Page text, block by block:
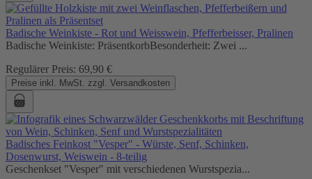
Badische Weinkiste - Rot und Weisswein, Pfefferbeisser, Pralinen
Badische Weinkiste: PräsentkorbBesonderheit: Zwei ...
Regulärer Preis: 69,90 €
Preise inkl. MwSt. zzgl. Versandkosten
Badisches Feinkost "Vesper" - Würste, Senf, Schinken,
Dosenwurst, Weiswein - 8-teilig
Geschenkset "Vesper" mit verschiedenen Wurstspezia...